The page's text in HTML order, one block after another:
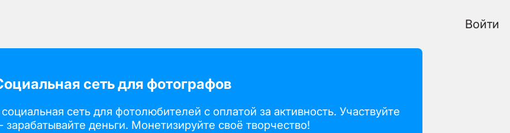
Войти
сеть для фотографов
сеть для фотолюбителей с оплатой за активность. Участвуйте
зарабатывайте деньги. Монетизируйте своё творчество!